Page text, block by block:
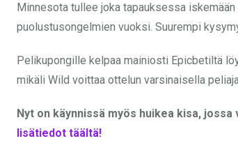
Minnesota tullee joka tapauksessa
puolustusongelmien vuoksi. Suurempi
Pelikupongille kelpaa mainiosti Epicbetiltä
mikäli Wild voittaa ottelun varsinaisella
Nyt on käynnissä myös huikea kisa,
lisätiedot täältä!